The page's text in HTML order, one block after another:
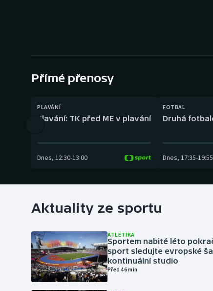
Gymnastika
Přímé přenosy
PLAVÁNÍ
Plavání: TK před ME v plavání
Dnes, 12:30-13:00
FOTBAL
Druhá
Dnes, 17:35-19:55
Aktuality ze sportu
ATLETIKA
Sportem nabité léto
sport sledujte evropské
kontinuální studio
Před 46 min